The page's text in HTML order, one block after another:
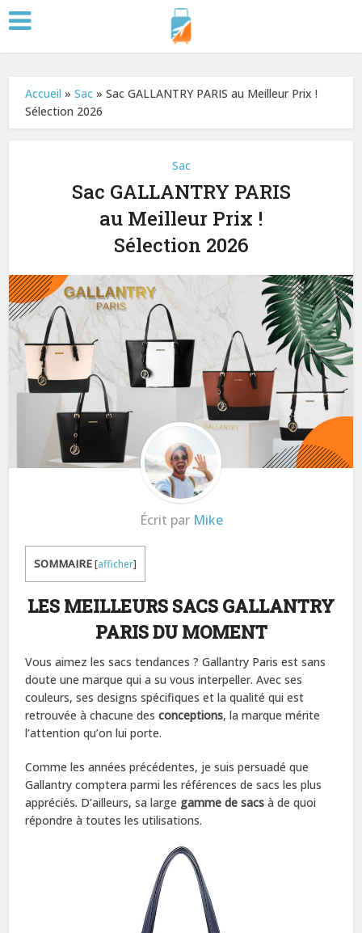
Accueil »Sac »Sac GALLANTRY PARIS au Meilleur Prix !
Sélection 2026
Sac
Sac GALLANTRY PARIS
au Meilleur Prix !
Sélection 2026
Écrit par Mike
SOMMAIRE[afficher]
LES MEILLEURS SACS GALLANTRY
PARIS DU MOMENT
Vous aimez les sacs tendances ? Gallantry Paris est sans
doute une marque qui a su vous interpeller. Avec ses
couleurs, ses designs spécifiques et la qualité qui est
retrouvée à chacune desconceptions, la marque mérite
l’attention qu’on lui porte.
Comme les années précédentes, je suis persuadé que
Gallantry comptera parmi les références de sacs les plus
appréciés. D’ailleurs, sa large gamme de sacs à de quoi
répondre à toutes les utilisations.